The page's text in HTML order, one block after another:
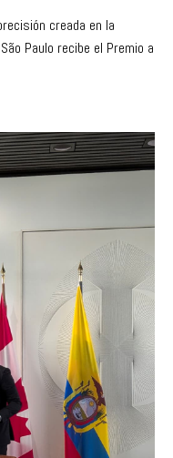
creada en la
Paulo recibe el Premio a